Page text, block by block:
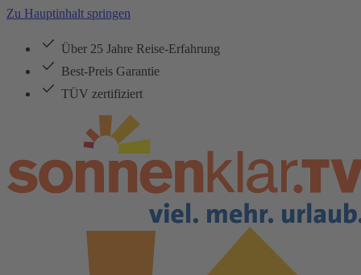
Zu Hauptinhalt springen
Über 25 Jahre Reise-Erfahrung
Best-Preis Garantie
TÜV zertifiziert